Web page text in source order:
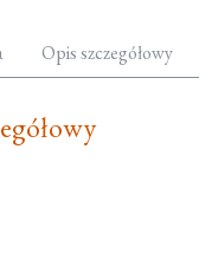
Opis szczegółowy